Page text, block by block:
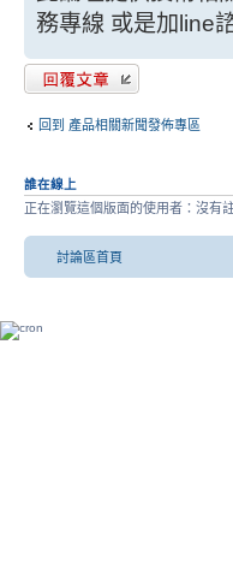
務專線 或是加line
發表回覆
回到 產品相關新聞發佈專區
誰在線上
正在瀏覽這個版面的使用者：沒有
討論區首頁